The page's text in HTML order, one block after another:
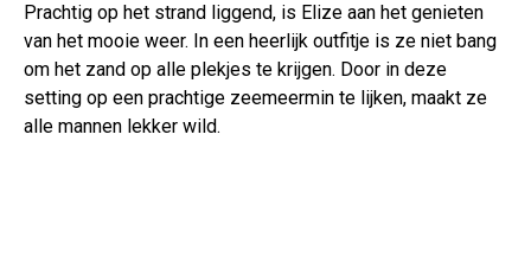
Prachtig op het strand liggend, is Elize aan het genieten
van het mooie weer. In een heerlijk outfitje is ze niet bang
om het zand op alle plekjes te krijgen. Door in deze
setting op een prachtige zeemeermin te lijken, maakt ze
alle mannen lekker wild.